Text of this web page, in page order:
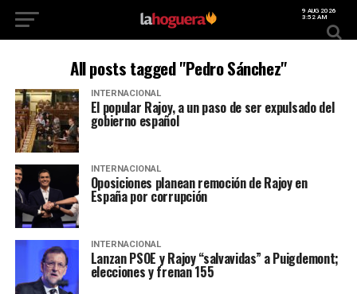
9 AUG 2026
3:52 AM
All posts tagged "Pedro Sánchez"
INTERNACIONAL
El popular Rajoy, a un paso de ser expulsado del
gobierno español
INTERNACIONAL
Oposiciones planean remoción de Rajoy en
España por corrupción
INTERNACIONAL
Lanzan PSOE y Rajoy “salvavidas” a Puigdemont;
elecciones y frenan 155